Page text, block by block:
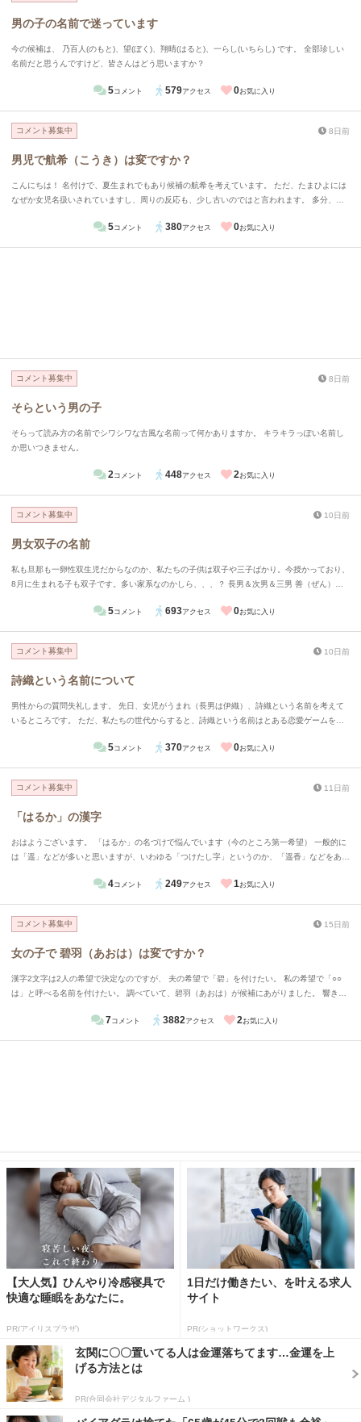
男の子の名前で迷っています
今の候補は、 乃百人(のもと)、望(ぼく)、翔晴(はると)、一らし(いちらし) です。 全部珍しい
名前だと思うんですけど、皆さんはどう思いますか？
5コメント 579アクセス 0お気に入り
コメント募集中 8日前
男児で航希（こうき）は変ですか？
こんにちは！ 名付けで、夏生まれでもあり候補の航希を考えています。 ただ、たまひよには
なぜか女児名扱いされていますし、周りの反応も、少し古いのではと言われます。 多分、希
5コメント 380アクセス 0お気に入り
コメント募集中 8日前
そらという男の子
そらって読み方の名前でシワシワな古風な名前って何かありますか。 キラキラっぽい名前し
か思いつきません。
2コメント 448アクセス 2お気に入り
コメント募集中 10日前
男女双子の名前
私も旦那も一卵性双生児だからなのか、私たちの子供は双子や三子ばかり。今授かっており、
8月に生まれる子も双子です。多い家系なのかしら、、、？ 長男＆次男＆三男 善（ぜん）藍
が、何かいい候補はあるでしょうか。家で出ている候補としては、 絃（げん）くん＆琴（こ
5コメント 693アクセス 0お気に入り
コメント募集中 10日前
詩織という名前について
男性からの質問失礼します。 先日、女児がうまれ（長男は伊織）、詩織という名前を考えて
いるところです。 ただ、私たちの世代からすると、詩織という名前はとある恋愛ゲームを連
が、気にする必要なし、でしょうか？ （あえて言えば画数多すぎ？）
5コメント 370アクセス 0お気に入り
コメント募集中 11日前
「はるか」の漢字
おはようございます。 「はるか」の名づけで悩んでいます（今のところ第一希望） 一般的に
は「遥」などが多いと思いますが、いわゆる「つけたし字」というのか、「遥香」などをあえ
名前かどうか等をメインで考えています。余りにも最近過ぎる名前や古すぎる名前を避けて今
違和感がありますか？
4コメント 249アクセス 1お気に入り
コメント募集中 15日前
女の子で 碧羽（あおは）は変ですか？
漢字2文字は2人の希望で決定なのですが、 夫の希望で「碧」を付けたい。 私の希望で「○○
は」と呼べる名前を付けたい。 調べていて、碧羽（あおは）が候補にあがりました。 響きは
7コメント 3882アクセス 2お気に入り
【大人気】ひんやり冷感寝具で
快適な睡眠をあなたに。
PR(アイリスプラザ)
1日だけ働きたい、を叶える求人
サイト
PR(ショットワークス)
玄関に〇〇置いてる人は金運落ちてます…金運を上
げる方法とは
PR(合同会社デジタルファーム )